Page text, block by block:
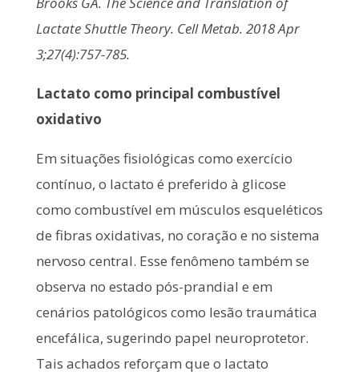
Lactate Shuttle Theory. Cell Metab. 2018 Apr
3;27(4):757-785.
Lactato como principal combustível
oxidativo
Em situações fisiológicas como exercício
contínuo, o lactato é preferido à glicose
como combustível em músculos esqueléticos
de fibras oxidativas, no coração e no sistema
nervoso central. Esse fenômeno também se
observa no estado pós-prandial e em
cenários patológicos como lesão traumática
encefálica, sugerindo papel neuroprotetor.
Tais achados reforçam que o lactato